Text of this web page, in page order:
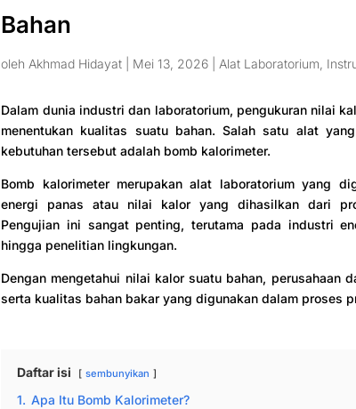
Bahan
oleh Akhmad Hidayat Mei 13, 2026 Alat Laboratorium
Dalam dunia industri dan laboratorium, pengukuran nilai
menentukan kualitas suatu bahan. Salah satu alat
kebutuhan tersebut adalah bomb kalorimeter.
Bomb kalorimeter merupakan alat laboratorium yang
energi panas atau nilai kalor yang dihasilkan dari
Pengujian ini sangat penting, terutama pada industri
hingga penelitian lingkungan.
Dengan mengetahui nilai kalor suatu bahan, perusahaan
serta kualitas bahan bakar yang digunakan dalam proses
Daftar isi sembunyikan
1. Apa Itu Bomb Kalorimeter?